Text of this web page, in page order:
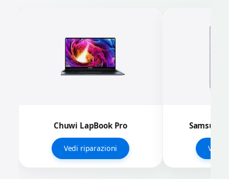
Chuwi LapBook Pro
Vedi riparazioni
Samsung
Vedi